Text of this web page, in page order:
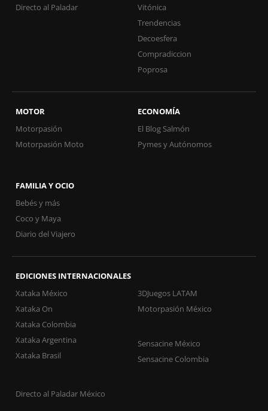
Directo al Paladar
Vitónica
Trendencias
Decoesfera
Compradiccion
Poprosa
MOTOR
Motorpasión
Motorpasión Moto
ECONOMÍA
El Blog Salmón
Pymes y Autónomos
FAMILIA Y OCIO
Bebés y más
Coco y Maya
Diario del Viajero
EDICIONES INTERNACIONALES
Xataka México
Xataka On
Xataka Colombia
Xataka Argentina
Xataka Brasil
3DJuegos LATAM
Motorpasión México
Sensacine México
Sensacine Colombia
Directo al Paladar México